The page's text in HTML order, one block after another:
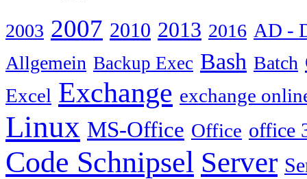
2003 2007 2010 2013 2016 AD -
Allgemein Backup Exec Bash Batch
Excel Exchange exchange
Linux MS-Office Office office
Code Schnipsel Server